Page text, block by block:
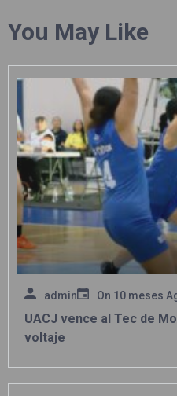
You May Like
admin On 10 meses
UACJ vence al Tec de
voltaje